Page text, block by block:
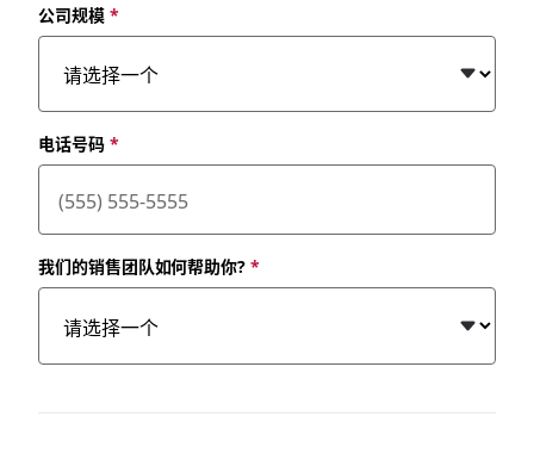
公司规模*
电话号码*
我们的销售团队如何帮助你? *